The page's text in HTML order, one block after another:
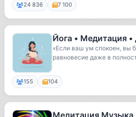
24 836 7 100
Йога • Медитация •
«Если ваш ум спокоен, вы
равновесие даже в
155 104
Медитация Музыка